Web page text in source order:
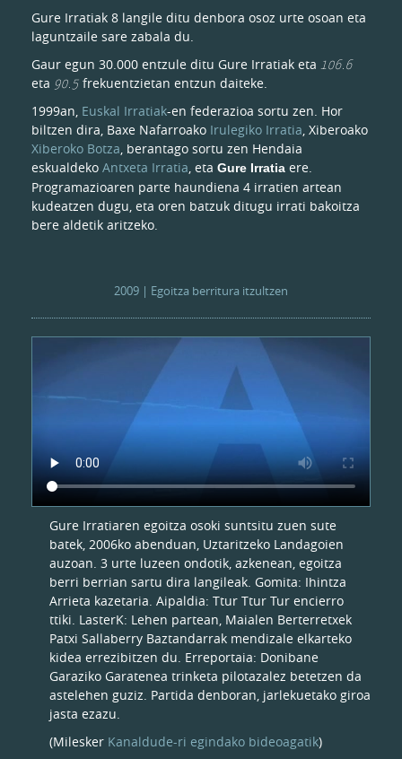
Gure Irratiak 8 langile ditu denbora osoz urte osoan eta
laguntzaile sare zabala du.
Gaur egun 30.000 entzule ditu Gure Irratiak eta 106.6
eta 90.5 frekuentzietan entzun daiteke.
1999an, Euskal Irratiak-en federazioa sortu zen. Hor
biltzen dira, Baxe Nafarroako Irulegiko Irratia, Xiberoako
Xiberoko Botza, berantago sortu zen Hendaia
eskualdeko Antxeta Irratia, eta Gure Irratia ere.
Programazioaren parte haundiena 4 irratien artean
kudeatzen dugu, eta oren batzuk ditugu irrati bakoitza
bere aldetik aritzeko.
2009 | Egoitza berritura itzultzen
Gure Irratiaren egoitza osoki suntsitu zuen sute
batek, 2006ko abenduan, Uztaritzeko Landagoien
auzoan. 3 urte luzeen ondotik, azkenean, egoitza
berri berrian sartu dira langileak. Gomita: Ihintza
Arrieta kazetaria. Aipaldia: Ttur Ttur Tur encierro
ttiki. LasterK: Lehen partean, Maialen Berterretxek
Patxi Sallaberry Baztandarrak mendizale elkarteko
kidea errezibitzen du. Erreportaia: Donibane
Garaziko Garatenea trinketa pilotazalez betetzen da
astelehen guziz. Partida denboran, jarlekuetako giroa
jasta ezazu.
(Milesker Kanaldude-ri egindako bideoagatik)